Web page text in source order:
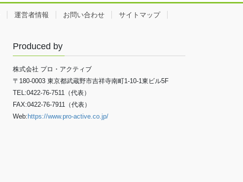
運営者情報 お問い合わせ サイトマップ
Produced by
株式会社 プロ・アクティブ
〒180-0003 東京都武蔵野市吉祥寺南町1-10-1東ビル5F
TEL:0422-76-7511（代表）
FAX:0422-76-7911（代表）
Web:https://www.pro-active.co.jp/